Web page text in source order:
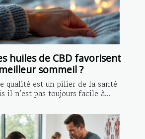
huiles de CBD favorisent
sommeil ?
qualité est un pilier de la santé
il n'est pas toujours facile à...